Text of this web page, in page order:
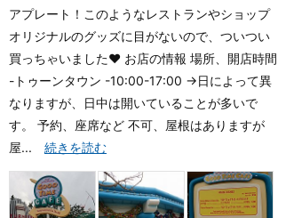
アプレート！このようなレストランやショップ
オリジナルのグッズに目がないので、ついつい
買っちゃいました❤️ お店の情報 場所、開店時間
-トゥーンタウン -10:00-17:00 →日によって異
なりますが、日中は開いていることが多いで
す。 予約、座席など 不可、屋根はありますが
屋... 続きを読む